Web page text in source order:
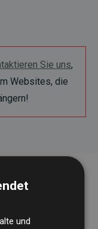
Sie uns,
Websites, die
und